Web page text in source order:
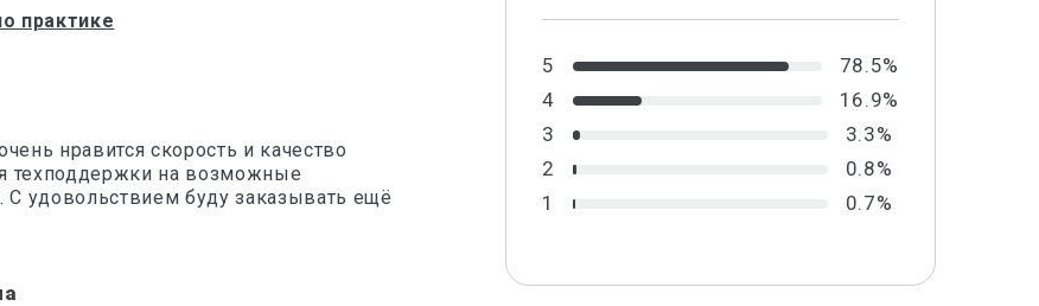
практике
нравится скорость и качество
техподдержки на возможные
С удовольствием буду заказывать ещё
5
78.5%
4
16.9%
3
3.3%
2
0.8%
1
0.7%